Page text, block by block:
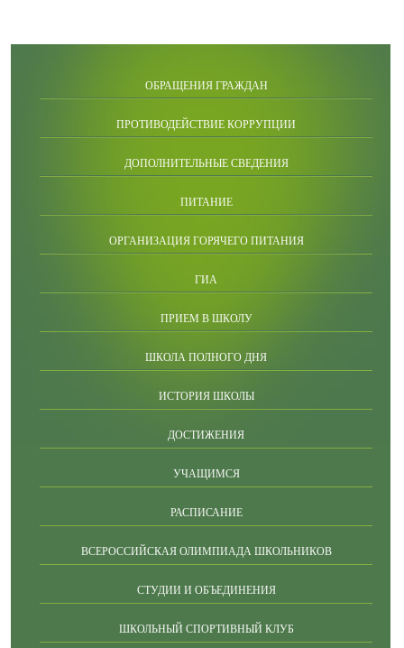
ОБРАЩЕНИЯ ГРАЖДАН
ПРОТИВОДЕЙСТВИЕ КОРРУПЦИИ
ДОПОЛНИТЕЛЬНЫЕ СВЕДЕНИЯ
ПИТАНИЕ
ОРГАНИЗАЦИЯ ГОРЯЧЕГО ПИТАНИЯ
ГИА
ПРИЕМ В ШКОЛУ
ШКОЛА ПОЛНОГО ДНЯ
ИСТОРИЯ ШКОЛЫ
ДОСТИЖЕНИЯ
УЧАЩИМСЯ
РАСПИСАНИЕ
ВСЕРОССИЙСКАЯ ОЛИМПИАДА ШКОЛЬНИКОВ
СТУДИИ И ОБЪЕДИНЕНИЯ
ШКОЛЬНЫЙ СПОРТИВНЫЙ КЛУБ